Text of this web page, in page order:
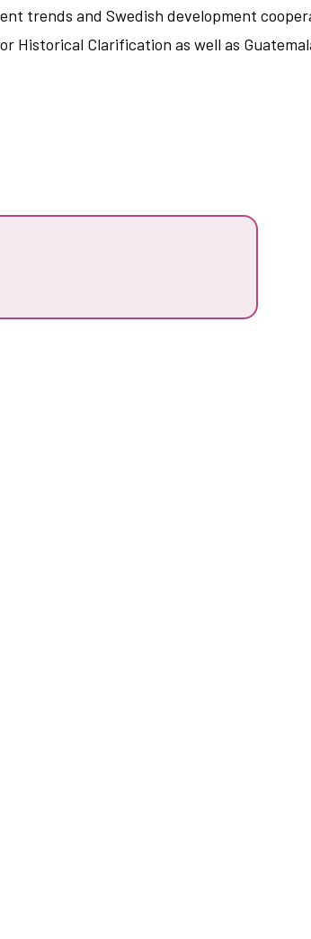
trends and Swedish development
Historical Clarification as well as